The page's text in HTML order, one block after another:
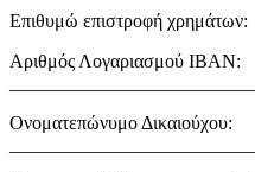
Επιθυμώ επιστροφή χρημάτων:
Αριθμός Λογαριασμού ΙΒΑΝ:
Ονοματεπώνυμο Δικαιούχου: